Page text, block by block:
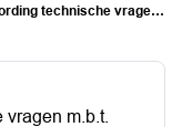
2027 en ontwerpbegroting 2027-2030 Vervoerregio Amsterdam_
m.b.t.